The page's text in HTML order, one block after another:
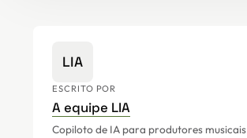
LIA
ESCRITO POR
A equipe LIA
Copiloto de IA para produtores musicais